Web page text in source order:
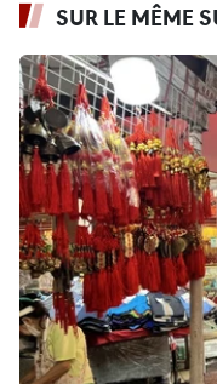
SUR LE MÊME